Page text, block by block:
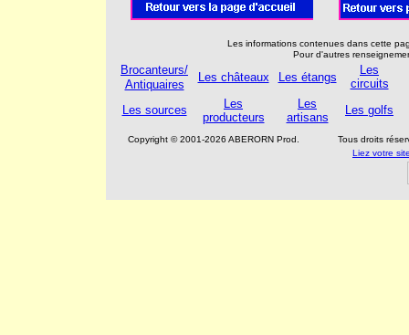
Les informations contenues dans cette
Pour d'autres
Brocanteurs/
Antiquaires
Les châteaux Les étangs
Les
circuits
Les sources
Les
producteurs
Les
artisans
Les golfs
Copyright © 2001-2026 ABERORN Prod.
Tous droits
Liez votre